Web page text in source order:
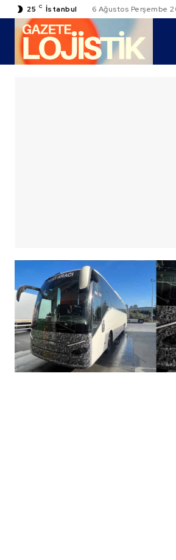
25 C İstanbul 6 Ağustos Perşembe